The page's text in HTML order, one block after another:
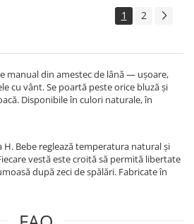
1 2
manual din amestec de lână — ușoare,
cu vânt. Se poartă peste orice bluză și
Disponibile în culori naturale, în
Bebe reglează temperatura natural și
vestă este croită să permită libertate
după zeci de spălări. Fabricate în